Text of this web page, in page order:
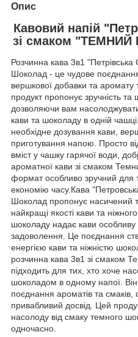
Опис
Кавовий напій
зі смаком "ТЕМНИЙ
Розчинна кава 3в1
Шоколад - це чудове
вершкової добавки та
продукт пропонує зручність та
дозволяючи вам
кави та шоколаду в одній
необхідне дозування кави,
приготування напою. Просто
вміст у чашку гарячої води,
ароматної кави зі смаком
формат особливо зручний для
економію часу.Кава
Шоколад пропонує насичений
найкращі якості кави та
шоколаду надає кави
задоволення. Це поєднання
енергією кави та ніжністю
розчинна кава 3в1 зі смаком
підходить для тих, хто хоче
шоколадом в одному напої.
поєднання ароматів та
привабливий досвід. Цей
насолоду від смаку темного
одночасно.